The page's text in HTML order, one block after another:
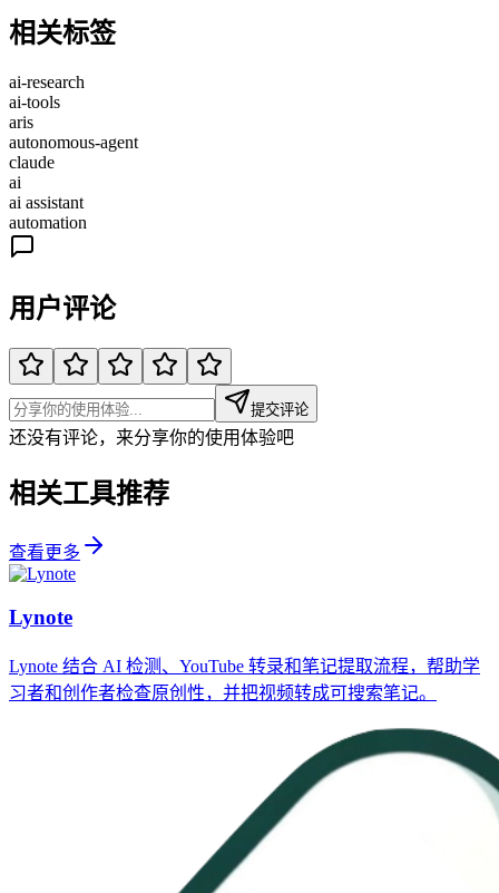
相关标签
ai-research
ai-tools
aris
autonomous-agent
claude
ai
ai assistant
automation
用户评论
提交评论
还没有评论，来分享你的使用体验吧
相关工具推荐
查看更多
Lynote
Lynote 结合 AI 检测、YouTube 转录和笔记提取流程，帮助学
习者和创作者检查原创性，并把视频转成可搜索笔记。